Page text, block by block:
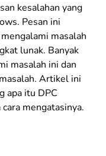
kesalahan yang
Pesan ini
masalah
lunak. Banyak
masalah ini dan
Artikel ini
apa itu DPC
mengatasinya.